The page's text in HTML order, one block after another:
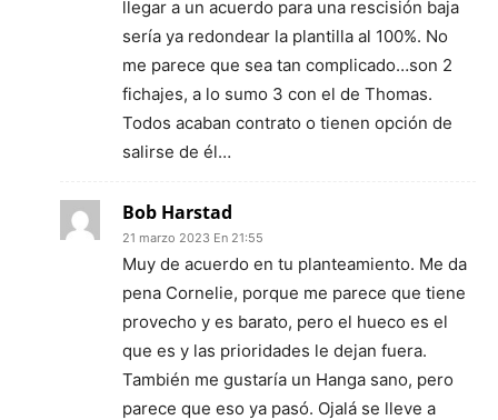
llegar a un acuerdo para una rescisión baja
sería ya redondear la plantilla al 100%. No
me parece que sea tan complicado…son 2
fichajes, a lo sumo 3 con el de Thomas.
Todos acaban contrato o tienen opción de
salirse de él…
Bob Harstad
21 marzo 2023 En 21:55
Muy de acuerdo en tu planteamiento. Me da
pena Cornelie, porque me parece que tiene
provecho y es barato, pero el hueco es el
que es y las prioridades le dejan fuera.
También me gustaría un Hanga sano, pero
parece que eso ya pasó. Ojalá se lleve a